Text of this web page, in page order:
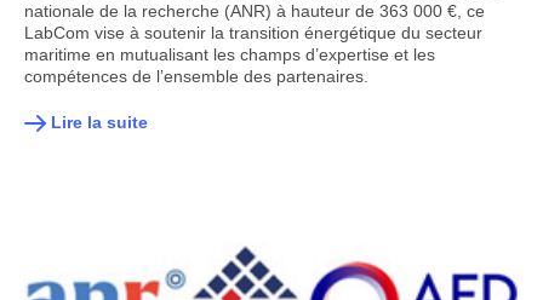
nationale de la recherche (ANR) à hauteur de 363 000 €, ce
LabCom vise à soutenir la transition énergétique du secteur
maritime en mutualisant les champs d’expertise et les
compétences de l’ensemble des partenaires.
Lire la suite